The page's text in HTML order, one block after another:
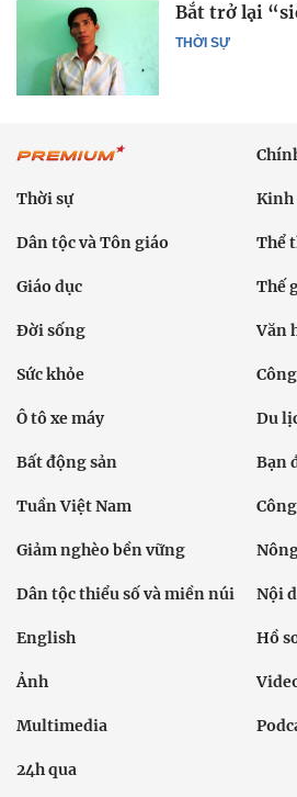
THỜI SỰ
Bắt trở lại
Thời sự Kinh
Dân tộc và Tôn giáo Thể
Giáo dục Thế
Đời sống Văn
Sức khỏe
Ô tô xe máy Du
Bất động sản Bạn
Tuần Việt Nam
Giảm nghèo bền vững
Dân tộc thiểu số và miền núi Nội
English Hồ
Ảnh
Multimedia
24h qua